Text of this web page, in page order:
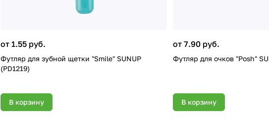
от 1.55 руб.
Футляр для зубной щетки "Smile" SUNUP
(PD1219)
В корзину
от 7.90 руб.
Футляр для очков "Posh"
В корзину